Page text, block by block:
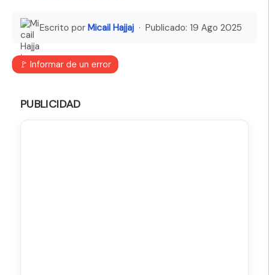
Escrito por Micail Hajjaj · Publicado: 19 Ago 2025
🚩 Informar de un error
PUBLICIDAD